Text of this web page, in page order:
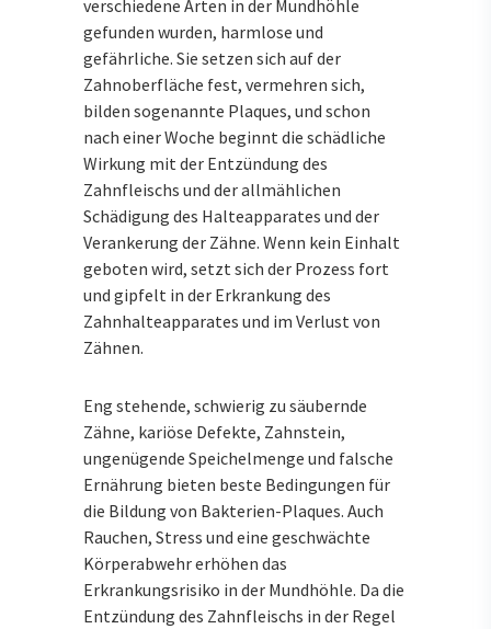
verschiedene Arten in der Mundhöhle
gefunden wurden, harmlose und
gefährliche. Sie setzen sich auf der
Zahnoberfläche fest, vermehren sich,
bilden sogenannte Plaques, und schon
nach einer Woche beginnt die schädliche
Wirkung mit der Entzündung des
Zahnfleischs und der allmählichen
Schädigung des Halteapparates und der
Verankerung der Zähne. Wenn kein Einhalt
geboten wird, setzt sich der Prozess fort
und gipfelt in der Erkrankung des
Zahnhalteapparates und im Verlust von
Zähnen.
Eng stehende, schwierig zu säubernde
Zähne, kariöse Defekte, Zahnstein,
ungenügende Speichelmenge und falsche
Ernährung bieten beste Bedingungen für
die Bildung von Bakterien-Plaques. Auch
Rauchen, Stress und eine geschwächte
Körperabwehr erhöhen das
Erkrankungsrisiko in der Mundhöhle. Da die
Entzündung des Zahnfleischs in der Regel